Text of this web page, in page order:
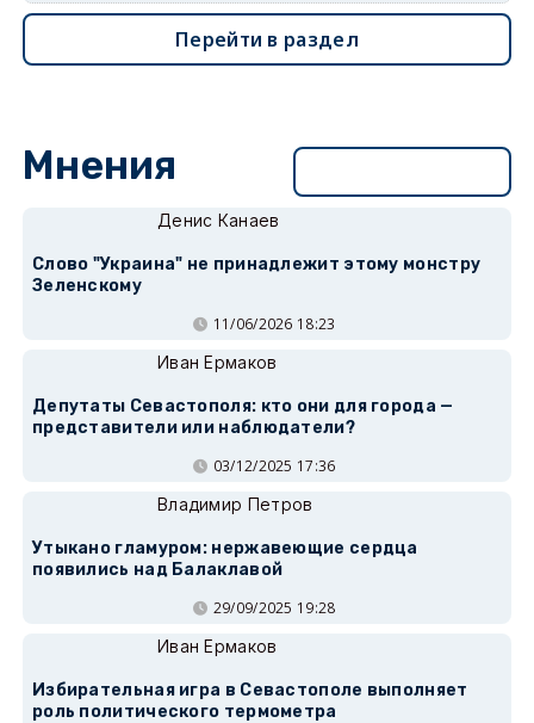
Перейти в раздел
Мнения
Денис Канаев
Слово "Украина" не принадлежит этому монстру
Зеленскому
11/06/2026 18:23
Иван Ермаков
Депутаты Севастополя: кто они для города —
представители или наблюдатели?
03/12/2025 17:36
Владимир Петров
Утыкано гламуром: нержавеющие сердца
появились над Балаклавой
29/09/2025 19:28
Иван Ермаков
Избирательная игра в Севастополе выполняет
роль политического термометра